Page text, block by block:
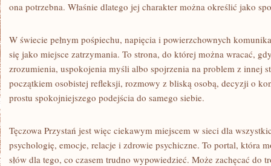
ona potrzebna. Właśnie dlatego jej charakter można określić jako
W świecie pełnym pośpiechu, napięcia i powierzchownych
się jako miejsce zatrzymania. To strona, do której można wracać,
zrozumienia, uspokojenia myśli albo spojrzenia na problem z innej
początkiem osobistej refleksji, rozmowy z bliską osobą, decyzji o
prostu spokojniejszego podejścia do samego siebie.
Tęczowa Przystań jest więc ciekawym miejscem w sieci dla
psychologię, emocje, relacje i zdrowie psychiczne. To portal, która
słów dla tego, co czasem trudno wypowiedzieć. Może zachęcać do